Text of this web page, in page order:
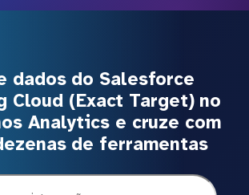
dados do Salesforce
Cloud (Exact Target) no
Analytics e cruze com
de ferramentas